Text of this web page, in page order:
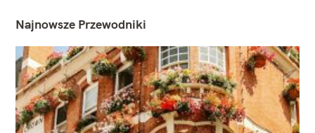
Najnowsze Przewodniki